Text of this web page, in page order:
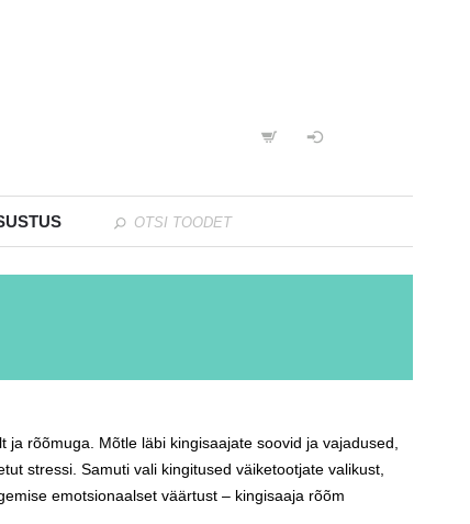
rõõmuga. Mõtle läbi kingisaajate soovid ja vajadused,
stressi. Samuti vali kingitused väiketootjate valikust,
emotsionaalset väärtust – kingisaaja rõõm